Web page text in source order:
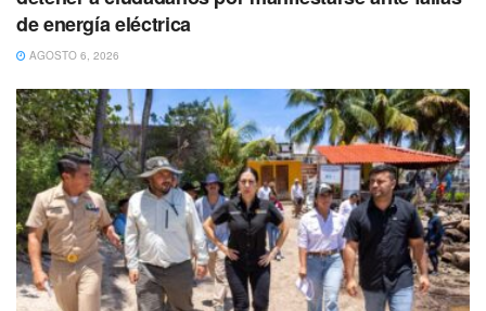
de energía eléctrica
AGOSTO 6, 2026